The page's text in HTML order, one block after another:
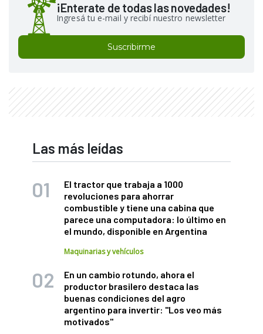
¡Enterate de todas las novedades!
Ingresá tu e-mail y recibí nuestro newsletter
Suscribirme
Las más leídas
El tractor que trabaja a 1000
revoluciones para ahorrar
combustible y tiene una cabina que
parece una computadora: lo último en
el mundo, disponible en Argentina
Maquinarias y vehículos
En un cambio rotundo, ahora el
productor brasilero destaca las
buenas condiciones del agro
argentino para invertir: "Los veo más
motivados"